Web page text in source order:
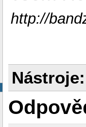
http://
Nástroje: